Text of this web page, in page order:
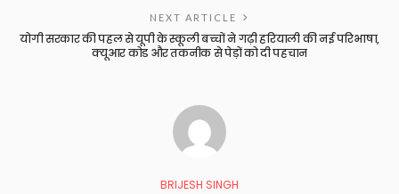
NEXT ARTICLE
योगी सरकार की पहल से यूपी के स्कूली बच्चों ने गढ़ी हरियाली की नई परिभाषा,
क्यूआर कोड और तकनीक से पेड़ों को दी पहचान
BRIJESH SINGH